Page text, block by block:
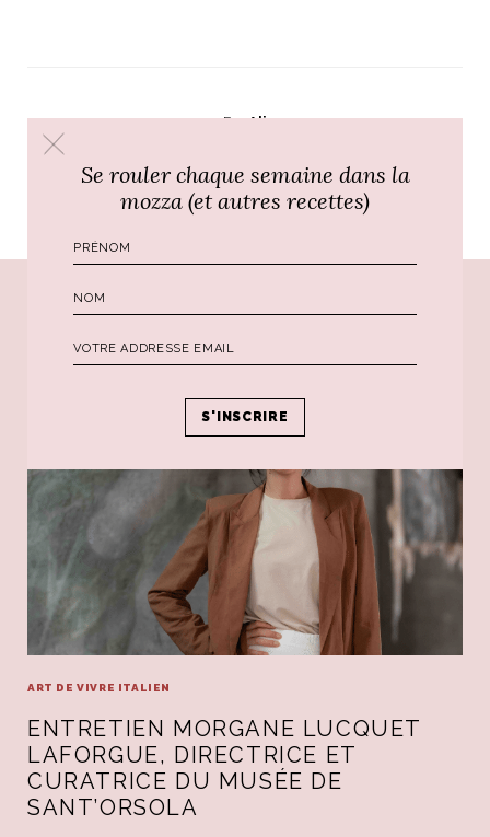
ParAli
PRÉCÉDENT SUIVANT
ART DE VIVRE ITALIEN
ENTRETIEN MORGANE LUCQUET
LAFORGUE, DIRECTRICE ET
CURATRICE DU MUSÉE DE
SANT’ORSOLA
Se rouler chaque semaine dans la
mozza (et autres recettes)